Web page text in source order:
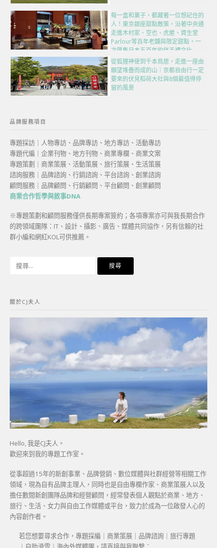
每一盒和菓子，都藏著一位想記住的
人！東京銀座甜點散策，沿著中央通
走進木村家、空也、虎屋、資生堂
Parlour等百年老舖與限定甜點，一
次匯集日本五百年的伴手禮文化
從狐狸神使到千本鳥居，走進一座由
願望堆疊而成的山｜京都自由行一定
要來的伏見稻荷大社與8個最值得停
留的風景
品牌服務項目
專題採訪｜人物專訪、品牌專訪、地方專訪、活動專訪
專題代編｜企業刊物、地方刊物、商業專欄、商業文案
專題策劃｜商業策展、活動策展、旅行策展、生活策展
諮詢服務｜品牌諮詢、行銷諮詢、平台諮詢、創業諮詢
顧問服務｜品牌顧問、行銷顧問、平台顧問、創業顧問
商業合作哲學與敘事DNA
※專題策劃和顧問服務僅供長期專案簽約；各項專案亦可與我長期合作
的跨領域團隊：IT、設計、攝影、廣告、媒體共同協作，另有信賴的社
群小編和網紅KOL可供推薦。
字:
關於CJ夫人
Hello, 我是CJ夫人。
歡迎來到我的專題工作室。
從事超過15年的新創事業、品牌營銷、數位媒體與社群經營等相關工作
領域，現為自有品牌主理人，同時也是自由專欄作家、商業策展人以及
擔任數間新創團隊品牌和經營顧問，經常發表個人觀點於商業、地方、
旅行、生活、女力與自由工作媒體或平台，致力於成為一位啟發人心的
內容創作者。
若您想要尋求合作，專題採編｜商業策展｜品牌諮詢｜旅行專題